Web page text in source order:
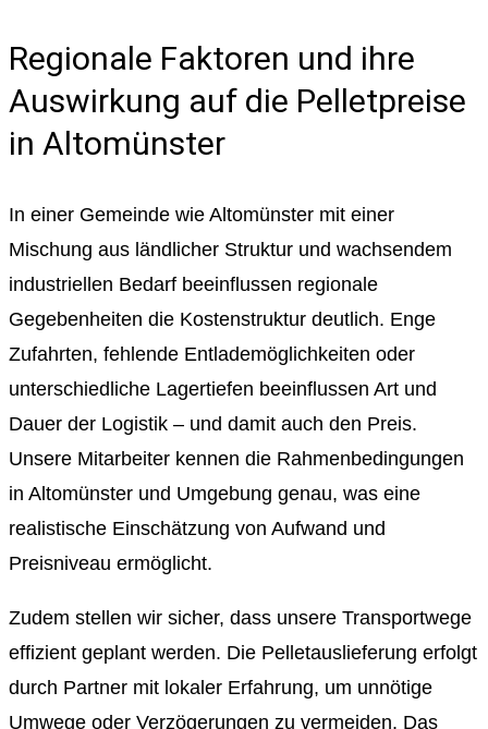
Regionale Faktoren und ihre
Auswirkung auf die Pelletpreise
in Altomünster
In einer Gemeinde wie Altomünster mit einer
Mischung aus ländlicher Struktur und wachsendem
industriellen Bedarf beeinflussen regionale
Gegebenheiten die Kostenstruktur deutlich. Enge
Zufahrten, fehlende Entlademöglichkeiten oder
unterschiedliche Lagertiefen beeinflussen Art und
Dauer der Logistik – und damit auch den Preis.
Unsere Mitarbeiter kennen die Rahmenbedingungen
in Altomünster und Umgebung genau, was eine
realistische Einschätzung von Aufwand und
Preisniveau ermöglicht.
Zudem stellen wir sicher, dass unsere Transportwege
effizient geplant werden. Die Pelletauslieferung erfolgt
durch Partner mit lokaler Erfahrung, um unnötige
Umwege oder Verzögerungen zu vermeiden. Das